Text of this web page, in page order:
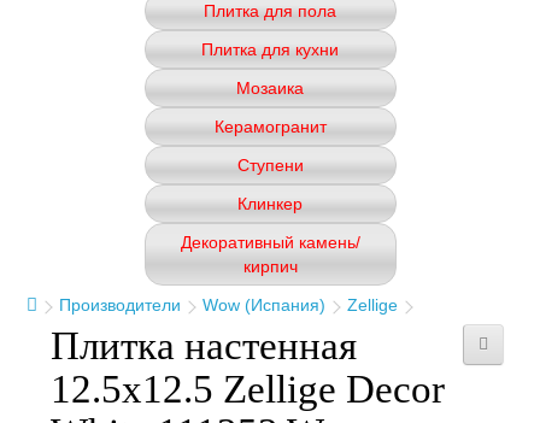
Плитка для пола
Плитка для кухни
Мозаика
Керамогранит
Ступени
Клинкер
Декоративный камень/
кирпич
Производители
Wow (Испания) Zellige
Плитка настенная
12.5x12.5 Zellige Decor